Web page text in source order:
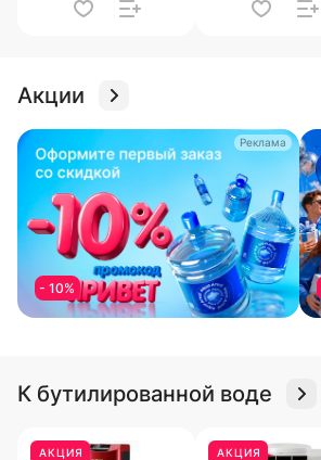
Акции
Реклама
- 10%
К бутилированной воде
АКЦИЯ АКЦИЯ